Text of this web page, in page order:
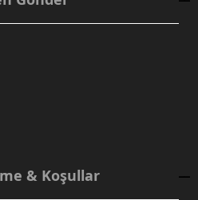
& Koşullar